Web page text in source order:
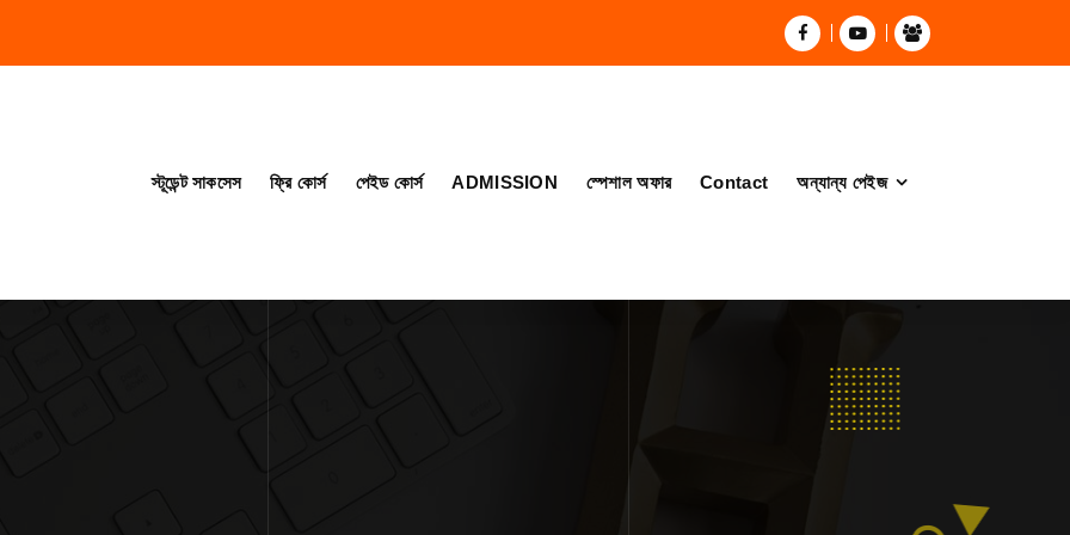
স্টূডেন্ট সাকসেস ফ্রি কোর্স পেইড কোর্স ADMISSION স্পেশাল অফার Contact অন্যান্য পেইজ